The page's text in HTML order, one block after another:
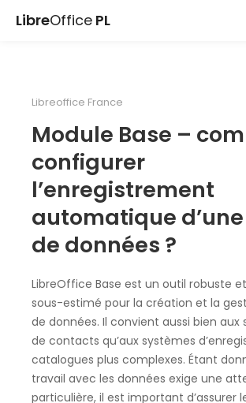
LibreOffice PL
Libreoffice France
Module Base –
configurer
l’enregistrement
automatique
de données ?
LibreOffice Base est un outil robuste
sous-estimé pour la création et la
de données. Il convient aussi bien aux
de contacts qu’aux systèmes
catalogues plus complexes. Étant
travail avec les données exige une
particulière, il est important d’assurer